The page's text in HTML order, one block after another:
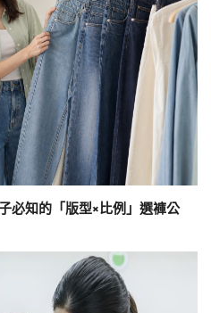
必知的「版型×比例」選褲公